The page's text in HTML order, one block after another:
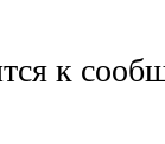
к